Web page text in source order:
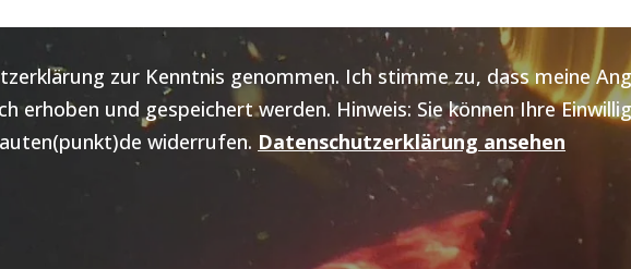
zur Kenntnis genommen. Ich stimme zu, dass meine
erhoben und gespeichert werden. Hinweis: Sie können Ihre
widerrufen. Datenschutzerklärung ansehen